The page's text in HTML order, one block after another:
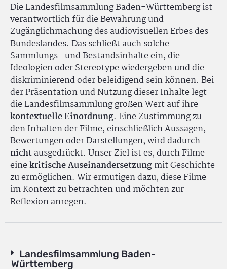
Die Landesfilmsammlung Baden-Württemberg ist
verantwortlich für die Bewahrung und
Zugänglichmachung des audiovisuellen Erbes des
Bundeslandes. Das schließt auch solche
Sammlungs- und Bestandsinhalte ein, die
Ideologien oder Stereotype wiedergeben und die
diskriminierend oder beleidigend sein können. Bei
der Präsentation und Nutzung dieser Inhalte legt
die Landesfilmsammlung großen Wert auf ihre
kontextuelle Einordnung. Eine Zustimmung zu
den Inhalten der Filme, einschließlich Aussagen,
Bewertungen oder Darstellungen, wird dadurch
nichtausgedrückt. Unser Ziel ist es, durch Filme
einekritische Auseinandersetzungmit Geschichte
zu ermöglichen. Wir ermutigen dazu, diese Filme
im Kontext zu betrachten und möchten zur
Reflexion anregen.
Landesfilmsammlung Baden-
Württemberg